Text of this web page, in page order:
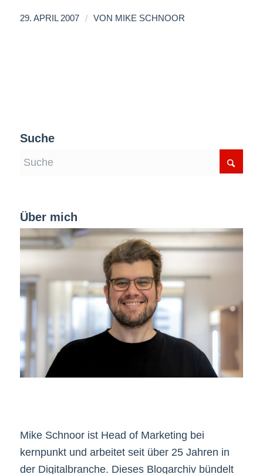
29. APRIL 2007 / VON MIKE SCHNOOR
Suche
Über mich
Mike Schnoor ist Head of Marketing bei
kernpunkt und arbeitet seit über 25 Jahren in
der Digitalbranche. Dieses Blogarchiv bündelt